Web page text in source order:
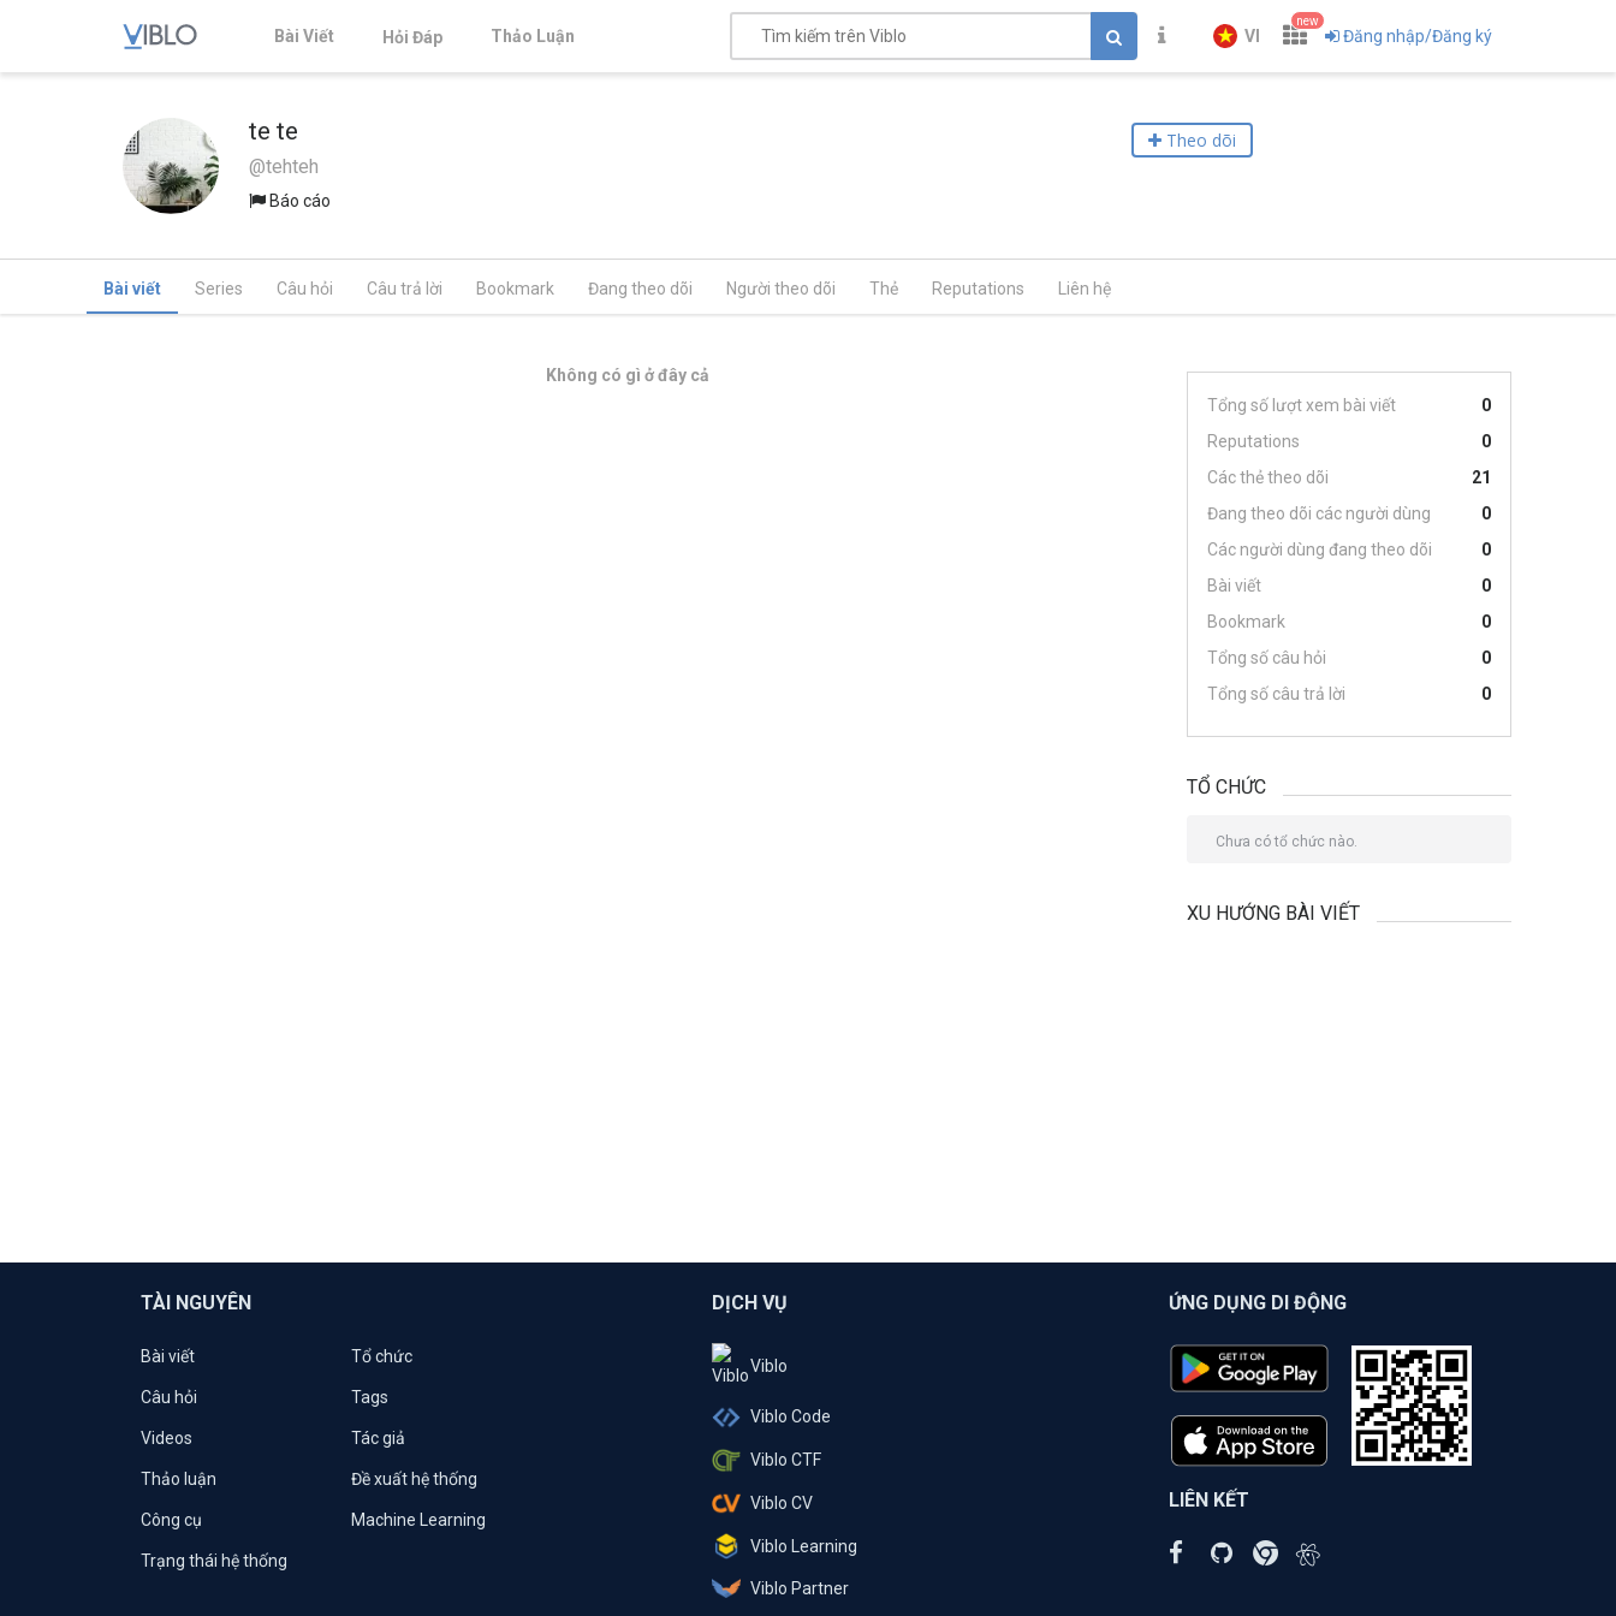
Bài Viết Hỏi Đáp Thảo Luận VI
new
Đăng nhập/Đăng ký
te te
@tehteh
Báo cáo
Theo dõi
Bài viết Series Câu hỏi Câu trả lời Bookmark Đang theo dõi Người theo dõi Thẻ Reputations Liên hệ
Không có gì ở đây cả
Tổng số lượt xem bài viết
0
Reputations
0
Các thẻ theo dõi
21
Đang theo dõi các người dùng
0
Các người dùng đang theo dõi
0
Bài viết
0
Bookmark
0
Tổng số câu hỏi
0
Tổng số câu trả lời
0
TỔ CHỨC
Chưa có tổ chức nào.
XU HƯỚNG BÀI VIẾT
TÀI NGUYÊN
Bài viết Tổ chức
Câu hỏi Tags
Videos Tác giả
Thảo luận Đề xuất hệ thống
Công cụ Machine Learning
Trạng thái hệ thống
DỊCH VỤ
Viblo
Viblo Code
Viblo CTF
Viblo CV
Viblo Learning
Viblo Partner
ỨNG DỤNG DI ĐỘNG
LIÊN KẾT